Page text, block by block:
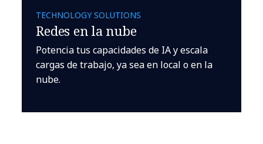
TECHNOLOGY SOLUTIONS
Redes en la nube
Potencia tus capacidades de IA y escala
cargas de trabajo, ya sea en local o en la
nube.